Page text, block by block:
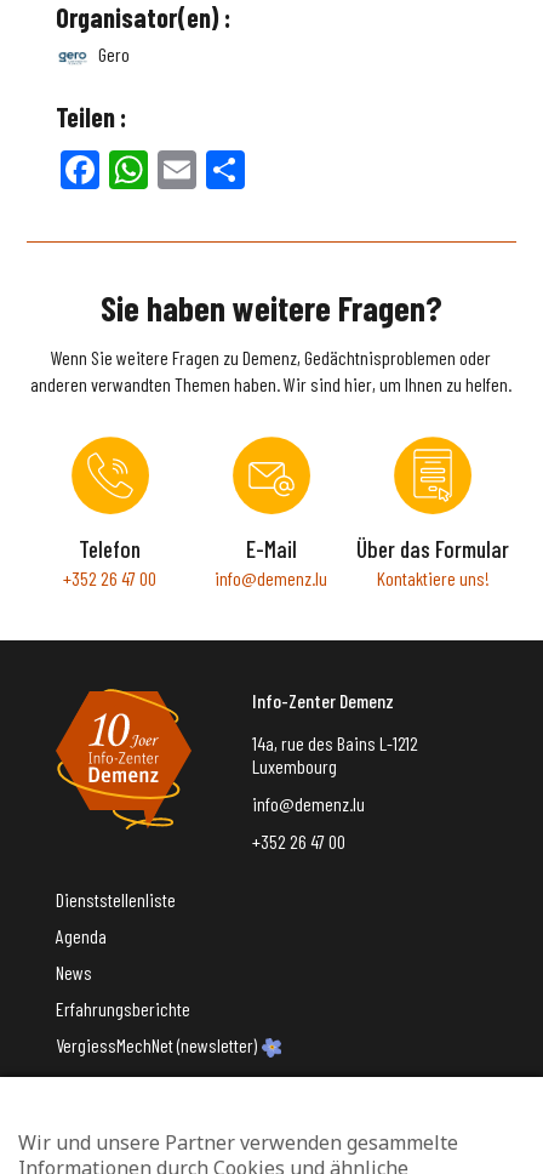
Organisator(en) :
Gero
Teilen :
Facebook
WhatsApp
Email
Sie haben weitere Fragen?
Wenn Sie weitere Fragen zu Demenz, Gedächtnisproblemen oder
anderen verwandten Themen haben. Wir sind hier, um Ihnen zu helfen.
Telefon
+352 26 47 00
E-Mail
info@demenz.lu
Über das Formular
Kontaktiere uns!
Info-Zenter Demenz
14a, rue des Bains L-1212
Luxembourg
info@demenz.lu
+352 26 47 00
Dienststellenliste
Agenda
News
Erfahrungsberichte
VergiessMechNet (newsletter)
Mit Unterstützung des
Wir und unsere Partner verwenden gesammelte
Informationen durch Cookies und ähnliche